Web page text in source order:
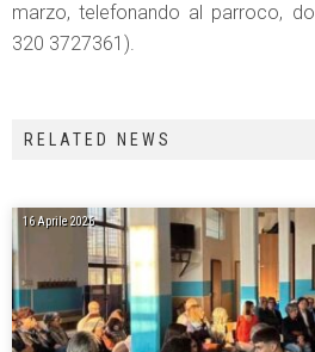
marzo, telefonando al parroco,
320 3727361).
RELATED NEWS
16 Aprile 2026